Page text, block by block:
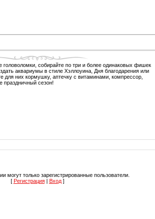
собирайте по три и более одинаковых фишек
аквариумы в стиле Хэллоуина, Дня благодарения или
для них кормушку, аптечку с витаминами, компрессор,
праздничный сезон!
могут только зарегистрированные пользователи.
[ Регистрация| Вход]